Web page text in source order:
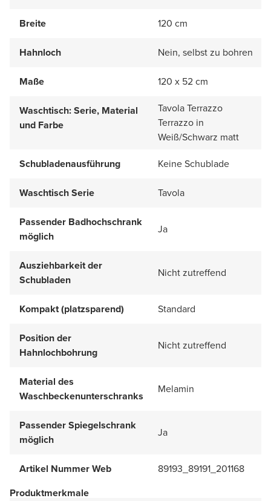
Breite 120 cm
Hahnloch Nein, selbst zu bohren
Maße 120 x 52 cm
Waschtisch: Serie, Material
und Farbe
Tavola Terrazzo
Terrazzo in
Weiß/Schwarz matt
Schubladenausführung
Keine Schublade
Waschtisch Serie Tavola
Passender Badhochschrank
möglich
Ja
Ausziehbarkeit der
Schubladen
Nicht zutreffend
Kompakt (platzsparend) Standard
Position der
Hahnlochbohrung
Nicht zutreffend
Material des
Waschbeckenunterschranks
Melamin
Passender Spiegelschrank
möglich
Ja
Artikel Nummer Web
89193_89191_201168
Produktmerkmale